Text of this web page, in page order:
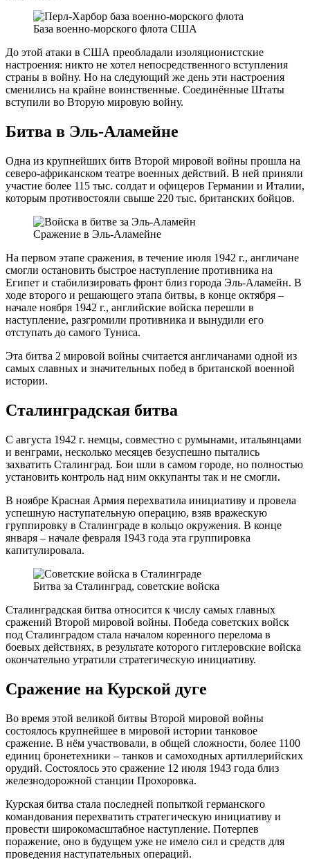
База военно-морского флота США
До этой атаки в США преобладали изоляционистские
настроения: никто не хотел непосредственного вступления
страны в войну. Но на следующий же день эти настроения
сменились на крайне воинственные. Соединённые Штаты
вступили во Вторую мировую войну.
Битва в Эль-Аламейне
Одна из крупнейших битв Второй мировой войны прошла на
северо-африканском театре военных действий. В ней приняли
участие более 115 тыс. солдат и офицеров Германии и Италии,
которым противостояли свыше 220 тыс. британских бойцов.
Сражение в Эль-Аламейне
На первом этапе сражения, в течение июля 1942 г., англичане
смогли остановить быстрое наступление противника на
Египет и стабилизировать фронт близ города Эль-Аламейн. В
ходе второго и решающего этапа битвы, в конце октября –
начале ноября 1942 г., английские войска перешли в
наступление, разгромили противника и вынудили его
отступать до самого Туниса.
Эта битва 2 мировой войны считается англичанами одной из
самых славных и значительных побед в британской военной
истории.
Сталинградская битва
С августа 1942 г. немцы, совместно с румынами, итальянцами
и венграми, несколько месяцев безуспешно пытались
захватить Сталинград. Бои шли в самом городе, но полностью
установить контроль над ним оккупанты так и не смогли.
В ноябре Красная Армия перехватила инициативу и провела
успешную наступательную операцию, взяв вражескую
группировку в Сталинграде в кольцо окружения. В конце
января – начале февраля 1943 года эта группировка
капитулировала.
Битва за Сталинград, советские войска
Сталинградская битва относится к числу самых главных
сражений Второй мировой войны. Победа советских войск
под Сталинградом стала началом коренного перелома в
боевых действиях, в результате которого гитлеровские войска
окончательно утратили стратегическую инициативу.
Сражение на Курской дуге
Во время этой великой битвы Второй мировой войны
состоялось крупнейшее в мировой истории танковое
сражение. В нём участвовали, в общей сложности, более 1100
единиц бронетехники – танков и самоходных артиллерийских
орудий. Состоялось это сражение 12 июля 1943 года близ
железнодорожной станции Прохоровка.
Курская битва стала последней попыткой германского
командования перехватить стратегическую инициативу и
провести широкомасштабное наступление. Потерпев
поражение, оно в будущем уже не имело сил и средств для
проведения наступательных операций.